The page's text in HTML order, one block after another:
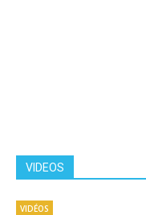
VIDEOS
VIDÉOS